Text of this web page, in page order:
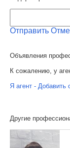
Отправить
Объявления
К сожалению, у
Я агент - Добавить
Другие